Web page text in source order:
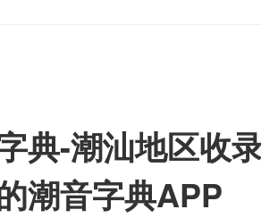
典-潮汕地区收
潮音字典APP